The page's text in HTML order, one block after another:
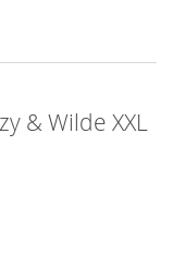
& Wilde XXL